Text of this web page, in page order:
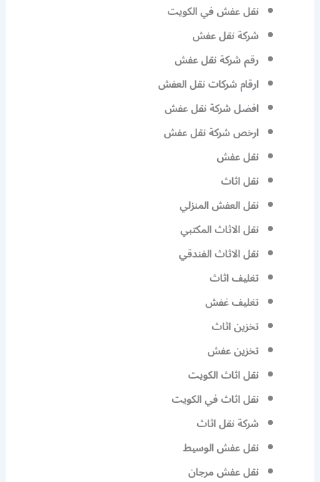
نقل عفش في الكويت
شركة نقل عفش
رقم شركة نقل عفش
ارقام شركات نقل العفش
افضل شركة نقل عفش
ارخص شركة نقل عفش
نقل عفش
نقل اثاث
نقل العفش المنزلي
نقل الاثاث المكتبي
نقل الاثاث الفندقي
تغليف اثاث
تغليف غفش
تخزين اثاث
تخزين عفش
نقل اثاث الكويت
نقل اثاث في الكويت
شركة نقل اثاث
نقل عفش الوسيط
نقل عفش مرجان